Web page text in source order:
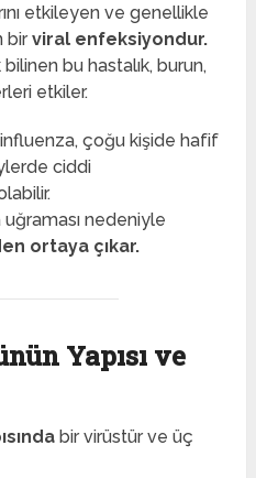
etkileyen ve genellikle
birviral enfeksiyondur.
bilinen bu hastalık, burun,
etkiler.
influenza, çoğu kişide hafif
ciddi
nedeniyle
ortaya çıkar.
Yapısı ve
bir virüstür ve üç